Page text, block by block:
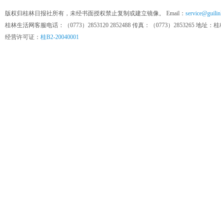
版权归桂林日报社所有，未经书面授权禁止复制或建立镜像。 Email：
桂林生活网客服电话：（0773）2853120 2852488 传真：（0773）2853265 地址
经营许可证： 桂B2-20040001